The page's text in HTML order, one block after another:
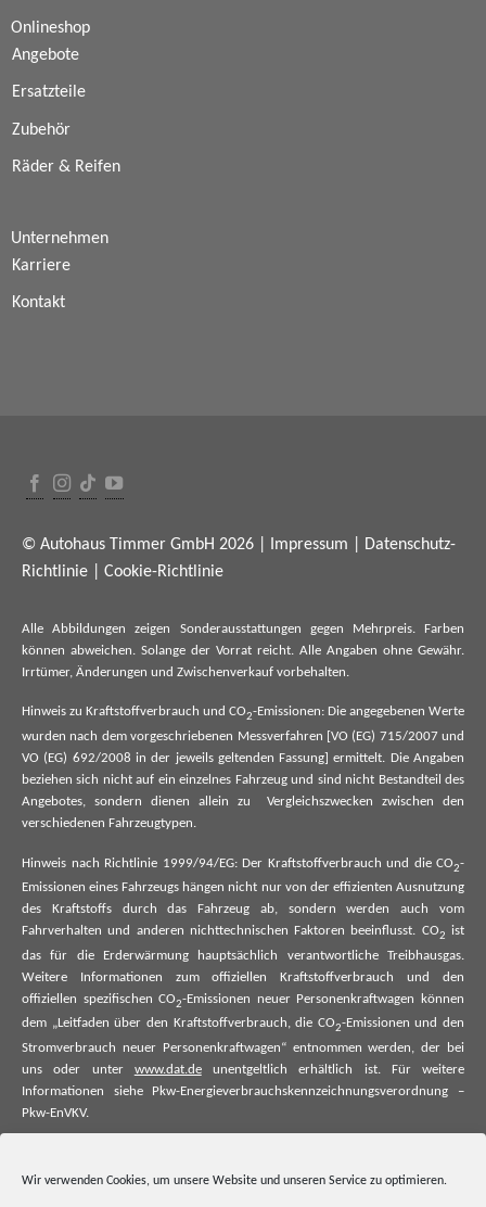
Wir verwenden Cookies, um unsere Website und unseren Service zu optimieren.
Onlineshop
Angebote
Ersatzteile
Zubehör
Räder & Reifen
Unternehmen
Karriere
Kontakt
© Autohaus Timmer GmbH 2026 | Impressum
Datenschutz-
Richtlinie
Cookie-Richtlinie
Alle Abbildungen zeigen Sonderausstattungen gegen Mehrpreis. Farben
können abweichen. Solange der Vorrat reicht. Alle Angaben ohne Gewähr.
Irrtümer, Änderungen und Zwischenverkauf vorbehalten.
Hinweis zu Kraftstoffverbrauch und CO2-Emissionen: Die angegebenen Werte
wurden nach dem vorgeschriebenen Messverfahren [VO (EG) 715/2007 und
VO (EG) 692/2008 in der jeweils geltenden Fassung] ermittelt. Die Angaben
beziehen sich nicht auf ein einzelnes Fahrzeug und sind nicht Bestandteil des
Angebotes, sondern dienen allein zu Vergleichszwecken zwischen den
verschiedenen Fahrzeugtypen.
Hinweis nach Richtlinie 1999/94/EG: Der Kraftstoffverbrauch und die CO2-
Emissionen eines Fahrzeugs hängen nicht nur von der effizienten Ausnutzung
des Kraftstoffs durch das Fahrzeug ab, sondern werden auch vom
Fahrverhalten und anderen nichttechnischen Faktoren beeinflusst. CO2
ist
das für die Erderwärmung hauptsächlich verantwortliche Treibhausgas.
Weitere Informationen zum offiziellen Kraftstoffverbrauch und den
offiziellen spezifischen CO2-Emissionen neuer Personenkraftwagen können
dem „Leitfaden über den Kraftstoffverbrauch, die CO2-Emissionen und den
Stromverbrauch neuer Personenkraftwagen“ entnommen werden, der bei
uns oder unter www.dat.deunentgeltlich erhältlich ist. Für weitere
Informationen siehe Pkw-Energieverbrauchskennzeichnungsverordnung –
Pkw-EnVKV.
offiziellen spezifischen CO₂-Emissionen und ggf. zum Stromverbrauch neuer